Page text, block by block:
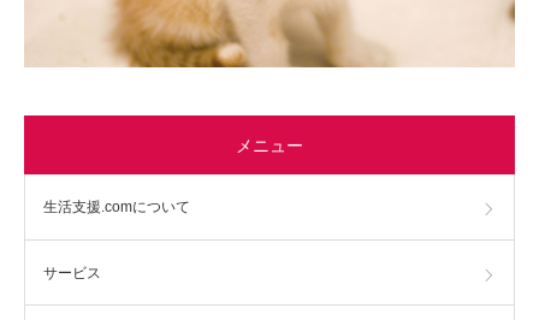
メニュー
生活支援.comについて
サービス